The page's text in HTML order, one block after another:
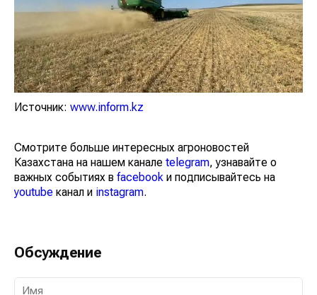
Источник: www.inform.kz
Смотрите больше интересных агроновостей
Казахстана на нашем канале telegram, узнавайте о
важных событиях в facebook и подписывайтесь на
youtube канал и instagram.
Обсуждение